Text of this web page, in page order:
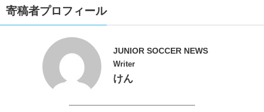
寄稿者プロフィール
JUNIOR SOCCER NEWS
Writer
けん